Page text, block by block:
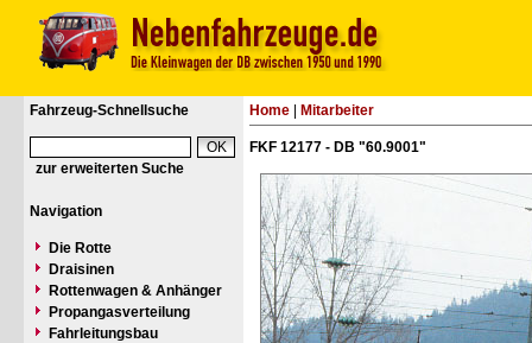
Fahrzeug-Schnellsuche
zur erweiterten Suche
Navigation
Die Rotte
Draisinen
Rottenwagen & Anhänger
Propangasverteilung
Fahrleitungsbau
Home Mitarbeiter
FKF 12177 - DB "60.9001"